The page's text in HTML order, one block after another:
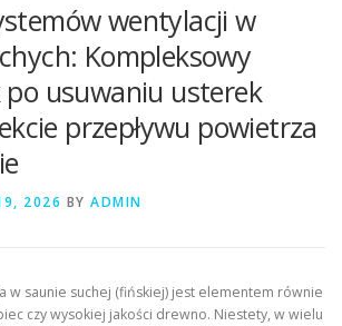
SPA, JACUZI W CAŁEJ POLSCE
wentylacji w
Kompleksowy
usuwaniu usterek
przepływu powietrza
2026 BY ADMIN
w saunie suchej (fińskiej) jest elementem równie
czy wysokiej jakości drewno. Niestety, w wielu